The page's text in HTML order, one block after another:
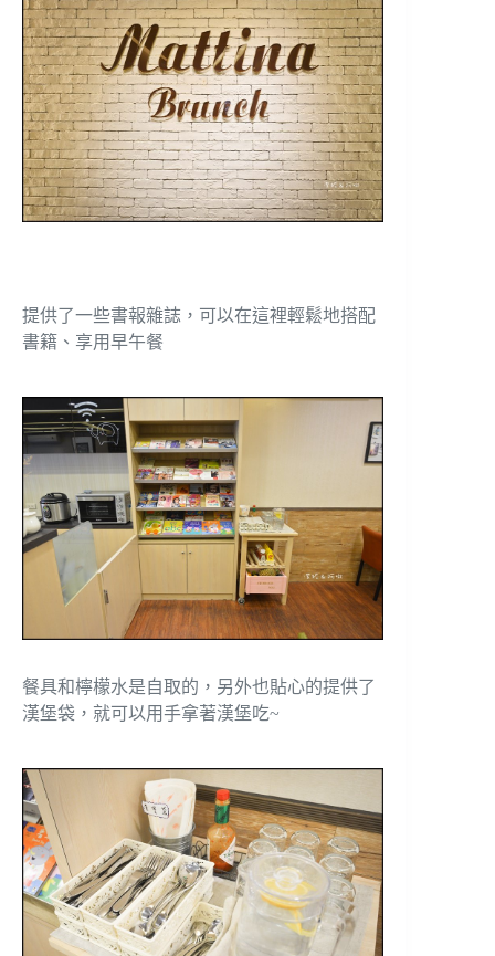
提供了一些書報雜誌，可以在這裡輕鬆地搭配
書籍、享用早午餐
餐具和檸檬水是自取的，另外也貼心的提供了
漢堡袋，就可以用手拿著漢堡吃~